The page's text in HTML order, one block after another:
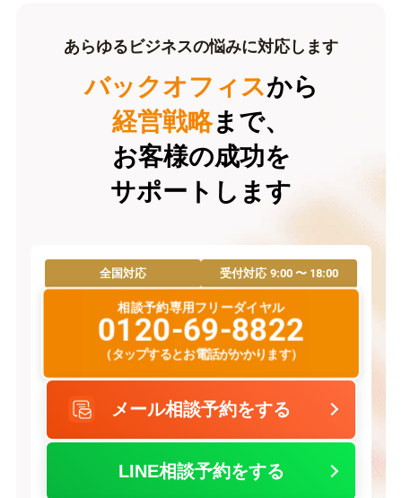
あらゆるビジネスの悩みに対応します
バックオフィスから
経営戦略まで、
お客様の成功を
サポートします
全国対応 受付対応9:00 〜 18:00
相談予約専用フリーダイヤル
0120-69-8822
（タップするとお電話がかかります）
メール相談予約をする
LINE相談予約をする